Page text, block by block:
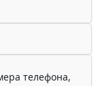
телефона,